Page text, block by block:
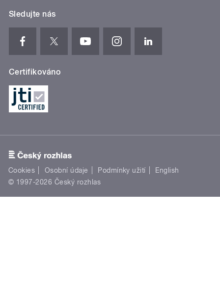
Sledujte nás
Certifikováno
Cookies Osobní údaje Podmínky užití
English
© 1997-2026 Český rozhlas